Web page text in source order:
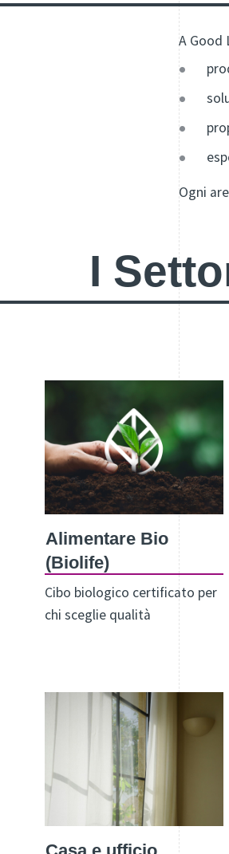
A Good
Ogni
I
Alimentare Bio
(Biolife)
Cibo biologico certificato per
chi sceglie qualità
Casa e ufficio